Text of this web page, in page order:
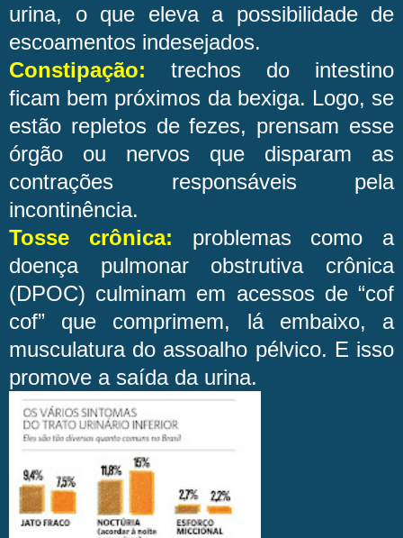
urina, o que eleva a possibilidade de
escoamentos indesejados.
Constipação: trechos do intestino
ficam bem próximos da bexiga. Logo, se
estão repletos de fezes, prensam esse
órgão ou nervos que disparam as
contrações responsáveis pela
incontinência.
Tosse crônica: problemas como a
doença pulmonar obstrutiva crônica
(DPOC) culminam em acessos de “cof
cof” que comprimem, lá embaixo, a
musculatura do assoalho pélvico. E isso
promove a saída da urina.